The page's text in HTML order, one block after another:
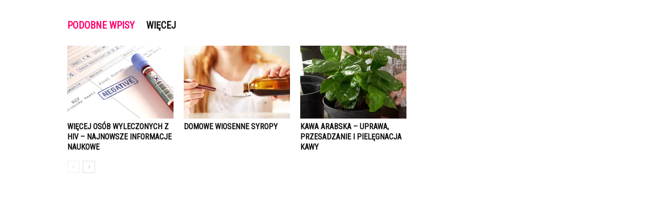
PODOBNE WPISY WIĘCEJ
WIĘCEJ OSÓB WYLECZONYCH Z
HIV – NAJNOWSZE INFORMACJE
NAUKOWE
DOMOWE WIOSENNE SYROPY
KAWA ARABSKA – UPRAWA,
PRZESADZANIE I PIELĘGNACJA
KAWY